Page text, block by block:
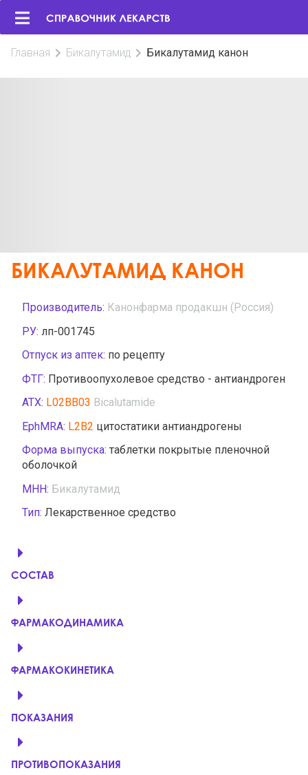
Главная Бикалутамид Бикалутамид канон
БИКАЛУТАМИД КАНОН
Производитель: Канонфарма продакшн (Россия)
РУ: лп-001745
Отпуск из аптек: по рецепту
ФТГ: Противоопухолевое средство - антиандроген
АТХ: L02BB03 Bicalutamide
EphMRA: L2B2 цитостатики антиандрогены
Форма выпуска: таблетки покрытые пленочной
оболочкой
МНН: Бикалутамид
Тип: Лекарственное средство
СОСТАВ
ФАРМАКОДИНАМИКА
ФАРМАКОКИНЕТИКА
ПОКАЗАНИЯ
ПРОТИВОПОКАЗАНИЯ